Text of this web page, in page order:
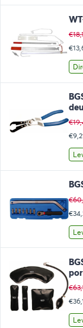
€
€
€
€